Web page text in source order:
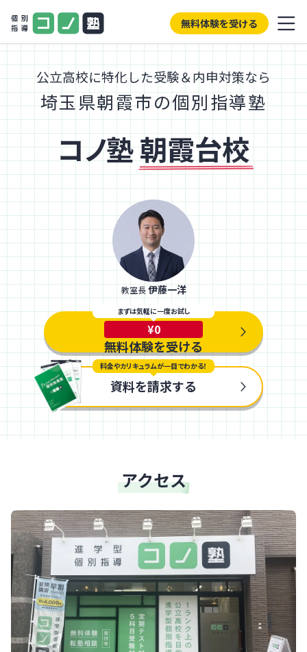
無料体験を受ける
埼玉県朝霞市の個別指導塾
コノ塾朝霞台校
公立高校に特化した受験＆内申対策なら
まずは気軽に一度お試し
¥0
無料体験を受ける
料金やカリキュラムが一目でわかる！
資料を請求する
教室長伊藤一洋
アクセス